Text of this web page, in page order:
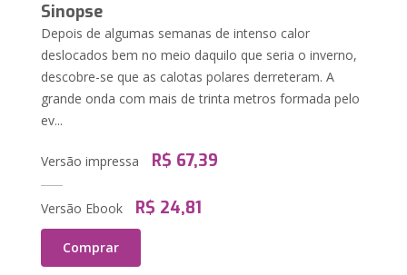
Sinopse
Depois de algumas semanas de intenso calor
deslocados bem no meio daquilo que seria o inverno,
descobre-se que as calotas polares derreteram. A
grande onda com mais de trinta metros formada pelo
ev...
Versão impressa R$ 67,39
Versão Ebook R$ 24,81
Comprar